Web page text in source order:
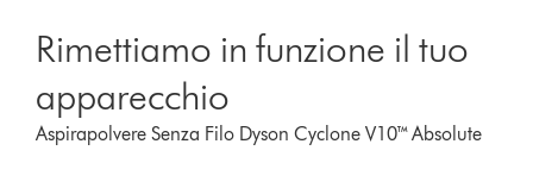
Rimettiamo in funzione il tuo
apparecchio
Aspirapolvere Senza Filo Dyson Cyclone V10™ Absolute